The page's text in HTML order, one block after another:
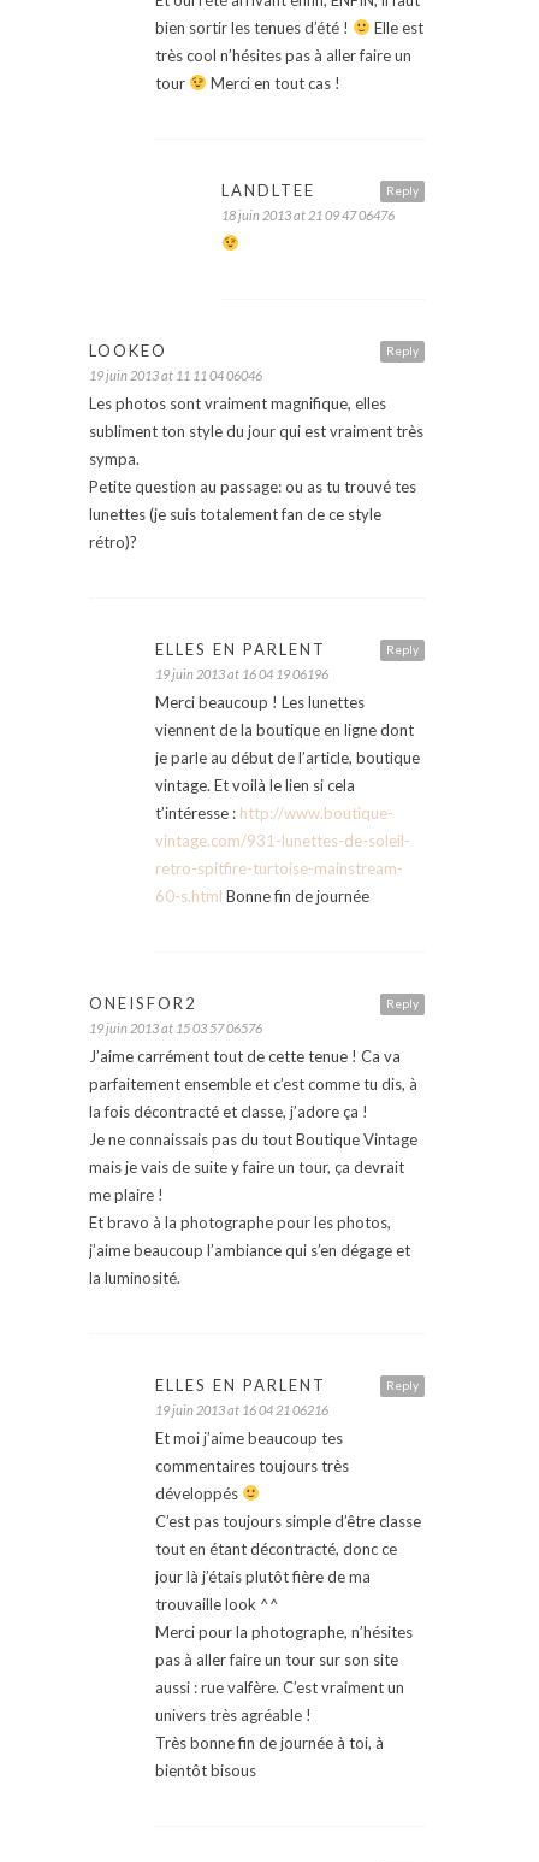
bien sortir les tenues d’été !
Elle est
très cool n’hésites pas à aller faire un
tour
Merci en tout cas !
Reply
LANDLTEE
18 juin 2013 at 21 09 47 06476
Reply
LOOKEO
19 juin 2013 at 11 11 04 06046
Les photos sont vraiment magnifique, elles
subliment ton style du jour qui est vraiment très
sympa.
Petite question au passage: ou as tu trouvé tes
lunettes (je suis totalement fan de ce style
rétro)?
Reply
ELLES EN PARLENT
19 juin 2013 at 16 04 19 06196
Merci beaucoup ! Les lunettes
viennent de la boutique en ligne dont
je parle au début de l’article, boutique
vintage. Et voilà le lien si cela
t’intéresse : http://www.boutique-
vintage.com/931-lunettes-de-soleil-
retro-spitfire-turtoise-mainstream-
60-s.html Bonne fin de journée
Reply
ONEISFOR2
19 juin 2013 at 15 03 57 06576
J’aime carrément tout de cette tenue ! Ca va
parfaitement ensemble et c’est comme tu dis, à
la fois décontracté et classe, j’adore ça !
Je ne connaissais pas du tout Boutique Vintage
mais je vais de suite y faire un tour, ça devrait
me plaire !
Et bravo à la photographe pour les photos,
j’aime beaucoup l’ambiance qui s’en dégage et
la luminosité.
Reply
ELLES EN PARLENT
19 juin 2013 at 16 04 21 06216
Et moi j’aime beaucoup tes
commentaires toujours très
développés
C’est pas toujours simple d’être classe
tout en étant décontracté, donc ce
jour là j’étais plutôt fière de ma
trouvaille look ^^
Merci pour la photographe, n’hésites
pas à aller faire un tour sur son site
aussi : rue valfère. C’est vraiment un
univers très agréable !
Très bonne fin de journée à toi, à
bientôt bisous